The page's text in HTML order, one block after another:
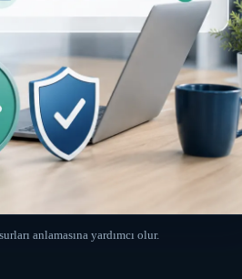
anlamasına yardımcı olur.